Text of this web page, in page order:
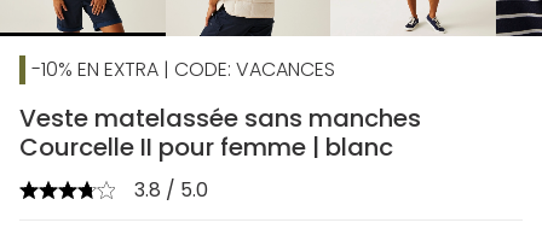
-10% EN EXTRA | CODE: VACANCES
Veste matelassée sans manches
Courcelle II pour femme | blanc
3.8 / 5.0